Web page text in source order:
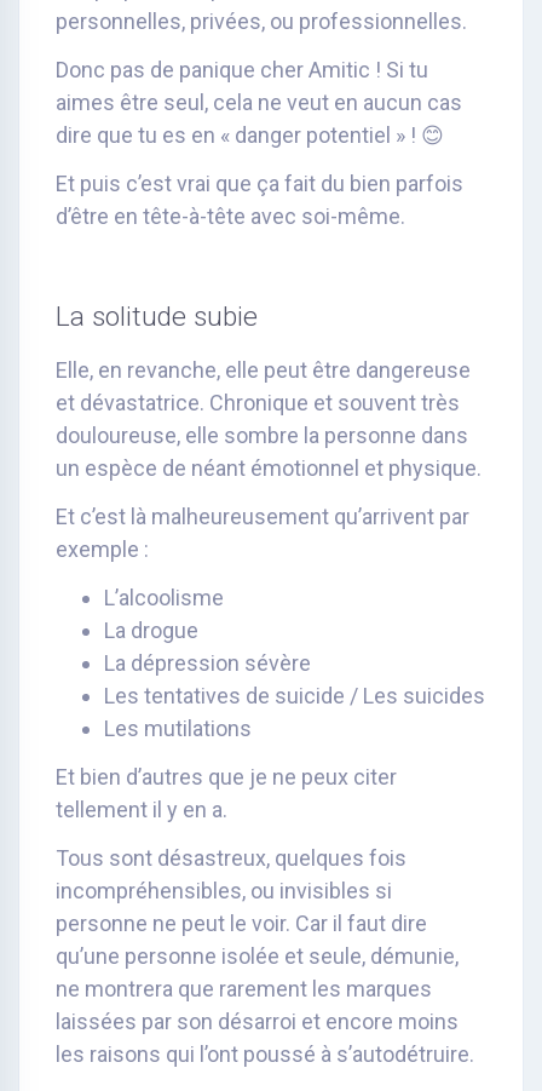
personnelles, privées, ou professionnelles.
Donc pas de panique cher Amitic ! Si tu
aimes être seul, cela ne veut en aucun cas
dire que tu es en « danger potentiel » ! 😊
Et puis c’est vrai que ça fait du bien parfois
d’être en tête-à-tête avec soi-même.
La solitude subie
Elle, en revanche, elle peut être dangereuse
et dévastatrice. Chronique et souvent très
douloureuse, elle sombre la personne dans
un espèce de néant émotionnel et physique.
Et c’est là malheureusement qu’arrivent par
exemple :
L’alcoolisme
La drogue
La dépression sévère
Les tentatives de suicide / Les suicides
Les mutilations
Et bien d’autres que je ne peux citer
tellement il y en a.
Tous sont désastreux, quelques fois
incompréhensibles, ou invisibles si
personne ne peut le voir. Car il faut dire
qu’une personne isolée et seule, démunie,
ne montrera que rarement les marques
laissées par son désarroi et encore moins
les raisons qui l’ont poussé à s’autodétruire.